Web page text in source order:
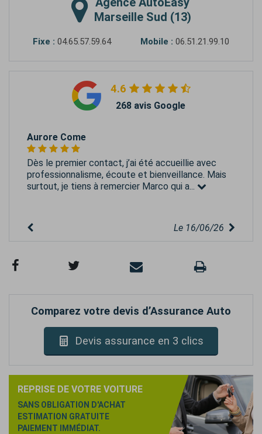
Marseille Sud (13)
Fixe : 04.65.57.59.64 Mobile : 06.51.21.99.10
4.6
268 avis Google
Aurore Come
Dès le premier contact, j’ai été accueillie avec
professionnalisme, écoute et bienveillance. Mais
surtout, je tiens à remercier Marco qui a...
Le 16/06/26
Comparez votre devis d’Assurance Auto
Devis assurance en 3 clics
REPRISE DE VOTRE VOITURE
SANS OBLIGATION D'ACHAT
ESTIMATION GRATUITE
PAIEMENT IMMÉDIAT.